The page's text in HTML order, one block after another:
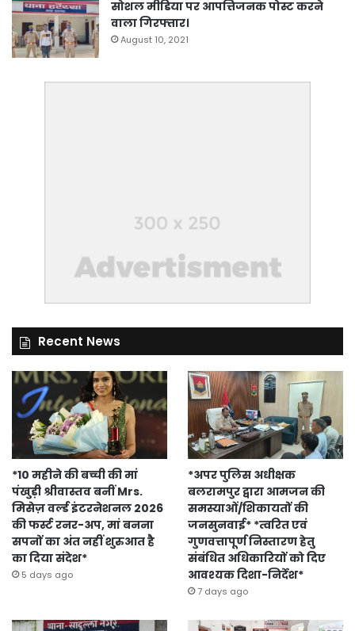
सोशल मीडिया पर आपत्तिजनक पोस्ट करने
वाला गिरफ्तार।
August 10, 2021
Recent News
*10 महीने की बच्ची की मां
पंखुड़ी श्रीवास्तव बनीं Mrs.
मिसेज़ वर्ल्ड इंटरनेशनल 2026
की फर्स्ट रनर-अप, मां बनना
सपनों का अंत नहीं शुरुआत है
का दिया संदेश*
5 days ago
*अपर पुलिस अधीक्षक
बलरामपुर द्वारा आमजन की
समस्याओं/शिकायतों की
जनसुनवाई* *त्वरित एवं
गुणवत्तापूर्ण निस्तारण हेतु
संबंधित अधिकारियों को दिए
आवश्यक दिशा-निर्देश*
7 days ago